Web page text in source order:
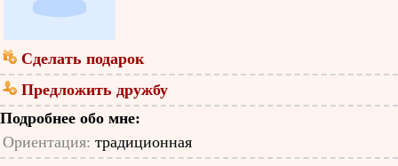
Сделать подарок
Предложить дружбу
Подробнее обо мне:
Ориентация: традиционная